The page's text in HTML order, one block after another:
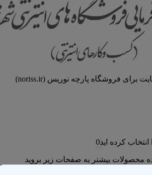
تمام حقوق اين وب‌سايت برای فروشگاه پارچه نوریس (noriss.ir)
کرده اید0
محصولات بیشتر به صفحات زیر بروید